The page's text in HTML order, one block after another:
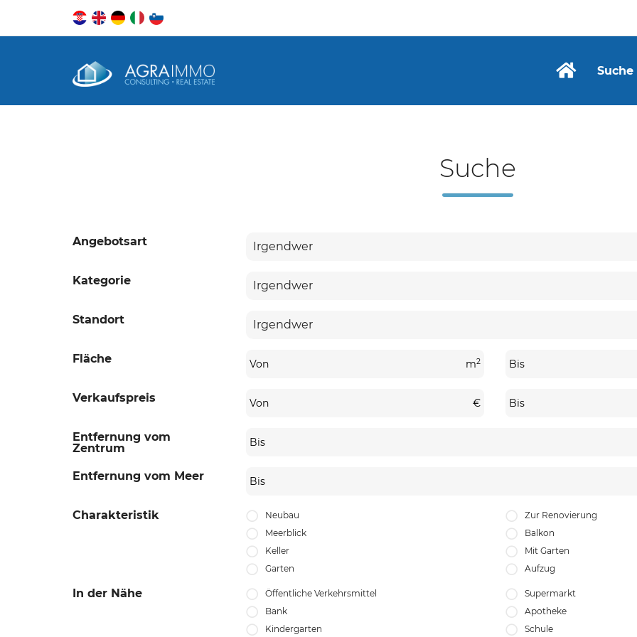
Suche
Suche
Angebotsart
Kategorie
Standort
Fläche Von m2 Bis
Verkaufspreis Von € Bis
Entfernung vom
Zentrum
Bis
Entfernung vom Meer Bis
Charakteristik Neubau
Zur Renovierung
Meerblick
Balkon
Keller
Mit Garten
Garten
Aufzug
In der Nähe Öffentliche Verkehrsmittel
Supermarkt
Bank
Apotheke
Kindergarten
Schule